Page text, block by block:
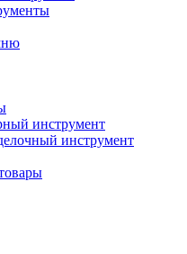
инструмент
инструмент